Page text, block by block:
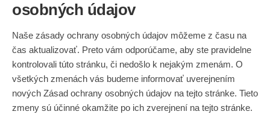
osobných údajov
Naše zásady ochrany osobných údajov môžeme z času na
čas aktualizovať. Preto vám odporúčame, aby ste pravidelne
kontrolovali túto stránku, či nedošlo k nejakým zmenám. O
všetkých zmenách vás budeme informovať uverejnením
nových Zásad ochrany osobných údajov na tejto stránke. Tieto
zmeny sú účinné okamžite po ich zverejnení na tejto stránke.